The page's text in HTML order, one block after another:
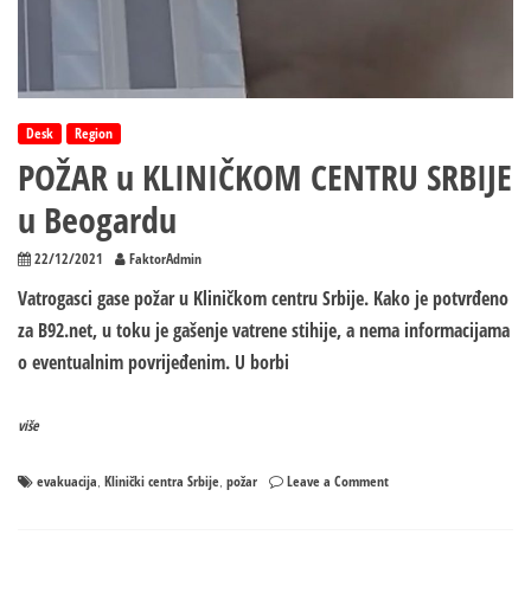
Desk Region
POŽAR u KLINIČKOM CENTRU SRBIJE
u Beogardu
22/12/2021 FaktorAdmin
Vatrogasci gase požar u Kliničkom centru Srbije. Kako je potvrđeno
za B92.net, u toku je gašenje vatrene stihije, a nema informacijama
o eventualnim povrijeđenim. U borbi
više
evakuacija, Klinički centra Srbije, požar Leave a Commenton